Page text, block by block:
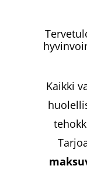
Kaikki